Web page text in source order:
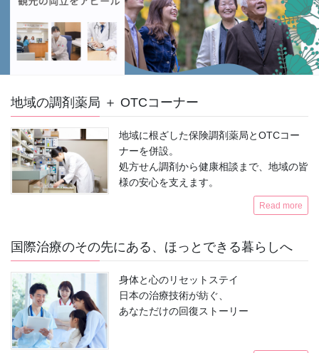
地域の調剤薬局 ＋ OTCコーナー
地域に根ざした保険調剤薬局とOTCコー
ナーを併設。
処方せん調剤から健康相談まで、地域の皆
様の安心を支えます。
Read more
国際治療のその先にある、ほっとできる暮らしへ
身体と心のリセットステイ
日本の治療技術が紡ぐ、
あなただけの回復ストーリー